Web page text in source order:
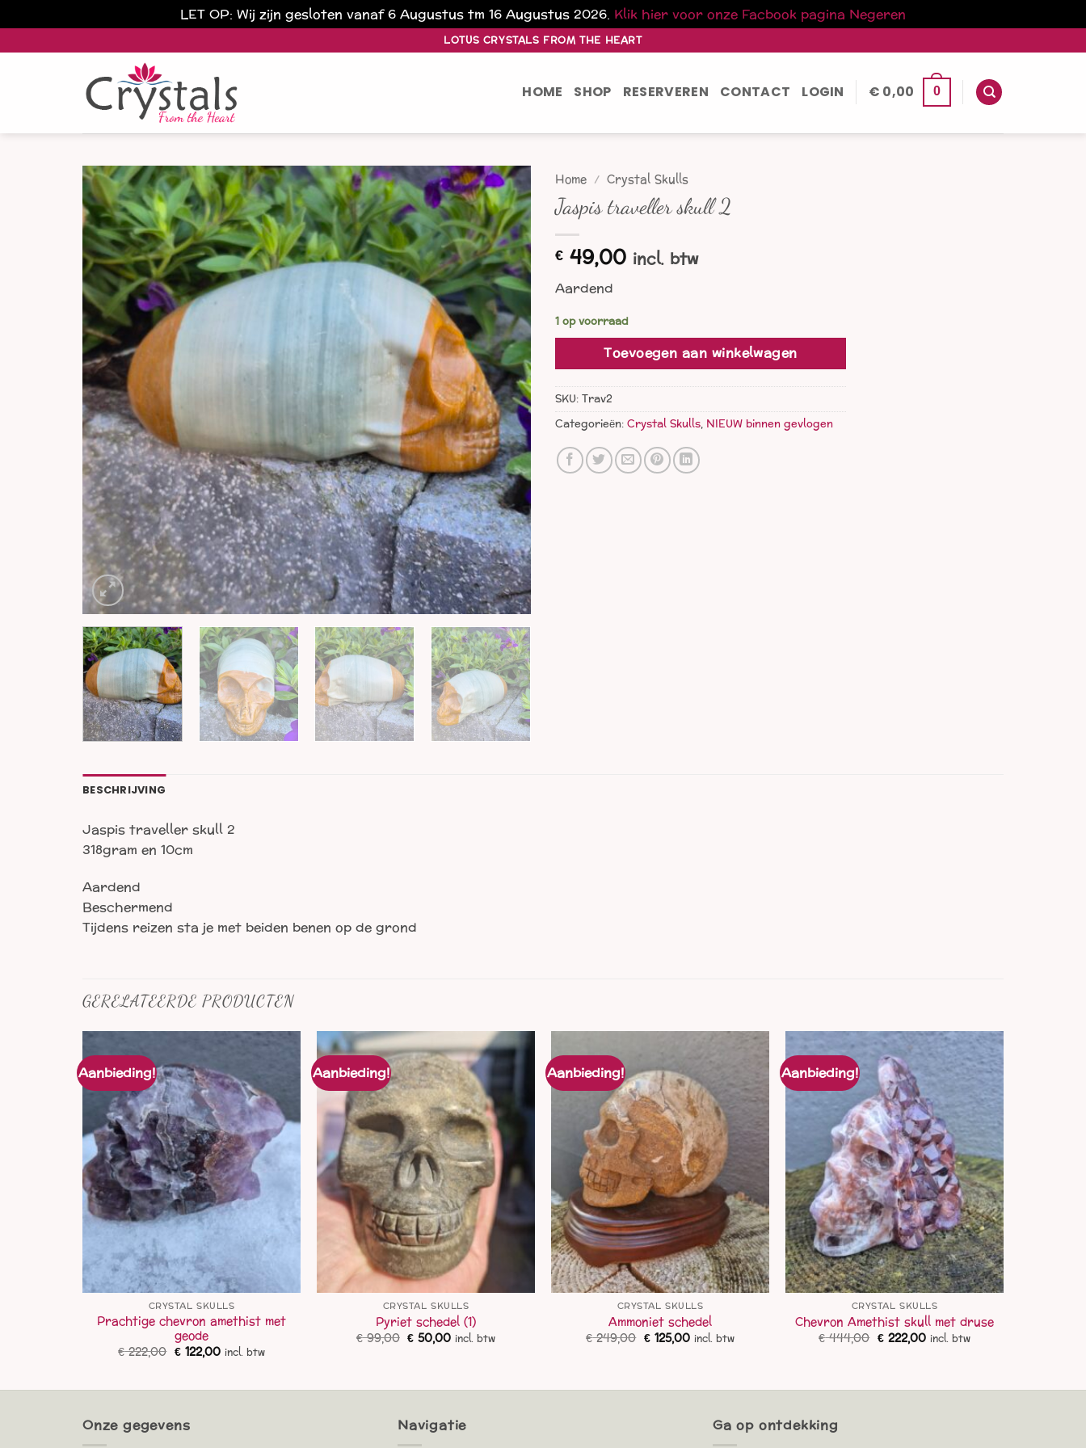
LET OP: Wij zijn gesloten vanaf 6 Augustus tm 16 Augustus 2026. Klik hier voor onze Facbook pagina Negeren
naar
LOTUS CRYSTALS FROM THE HEART
HOME SHOP RESERVEREN CONTACT LOGIN € 0,00 0
Home / Crystal Skulls
Jaspis traveller skull 2
€ 49,00 incl. btw
Aardend
1 op voorraad
Toevoegen aan winkelwagen
SKU:Trav2
Categorieën:Crystal Skulls, NIEUW binnen gevlogen
BESCHRIJVING
Jaspis traveller skull 2
318gram en 10cm
Aardend
Beschermend
Tijdens reizen sta je met beiden benen op de grond
GERELATEERDE PRODUCTEN
Aanbieding!
CRYSTAL SKULLS
Prachtige chevron amethist met
geode
€222,00 Oorspronkelijke
prijs
€ 222,00.
€122,00Huidige
prijs
€ 122,00.
incl. btw
Aanbieding!
CRYSTAL SKULLS
Pyriet schedel (1)
€99,00 Oorspronkelijke
prijs
€50,00Huidige
prijs
incl. btw
Aanbieding!
CRYSTAL SKULLS
Ammoniet schedel
€249,00 Oorspronkelijke
prijs
€125,00Huidige
prijs
incl. btw
Aanbieding!
CRYSTAL SKULLS
Chevron Amethist skull met druse
€444,00 Oorspronkelijke
prijs
€222,00Huidige
prijs
incl. btw
Onze gegevens Navigatie Ga op ontdekking